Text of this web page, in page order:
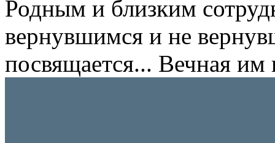
Родным и близким
вернувшимся и не
посвящается... Вечная им